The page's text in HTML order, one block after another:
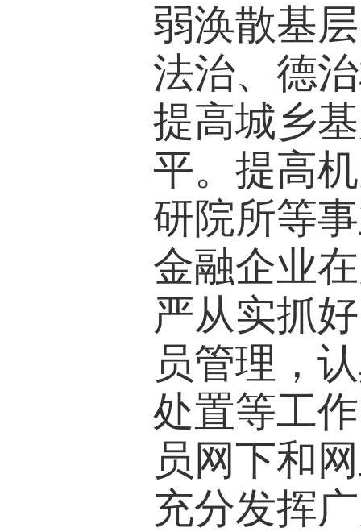
弱涣散基
法治、德
提高城乡
平。提高
研院所等
金融企业
严从实抓
员管理，
处置等工
员网下和
充分发挥